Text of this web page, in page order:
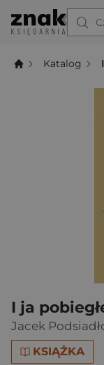
Katalog
I ja
Jacek
KSIĄŻKA